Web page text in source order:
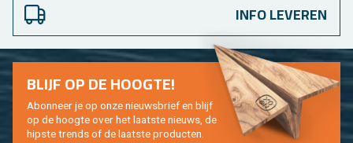
INFO LEVEREN
BLIJF OP DE HOOG­TE!
Abon­neer je op onze nieuws­brief en blijf
op de hoog­te over het laat­ste nieuws, de
hip­s­te trends of de laat­ste pro­duc­ten.